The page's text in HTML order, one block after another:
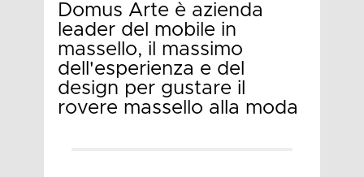
Domus Arte è azienda
leader del mobile in
massello, il massimo
dell'esperienza e del
design per gustare il
rovere massello alla moda